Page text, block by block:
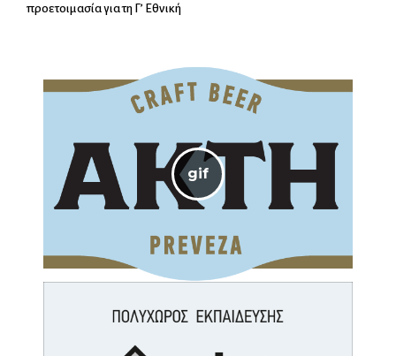
προετοιμασία για τη Γ’ Εθνική